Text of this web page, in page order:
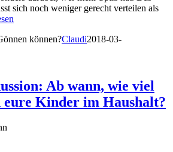
sich noch weniger gerecht verteilen als
können?Claudi2018-03-
Ab wann, wie viel
eure Kinder im Haushalt?